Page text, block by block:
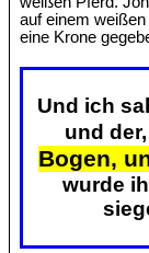
auf einem
eine Krone
Und ich
und
Bogen,
wurde